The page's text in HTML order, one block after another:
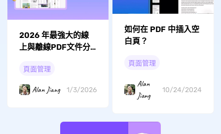
2026 年最強大的線
上與離線PDF文件分
頁面管理
Alan Jiang 1/3/2026
如何在 PDF 中插入空
白頁？
頁面管理
Alan
Jiang
10/24/2024